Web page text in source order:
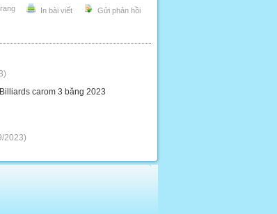
Gửi phản hồi
In bài viết
carom 3 băng 2023
2023)